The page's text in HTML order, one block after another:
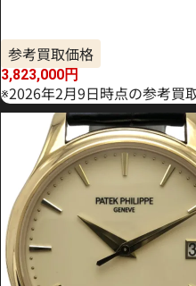
参考買取価格
3,823,000円
※2026年2月9日時点の参考買